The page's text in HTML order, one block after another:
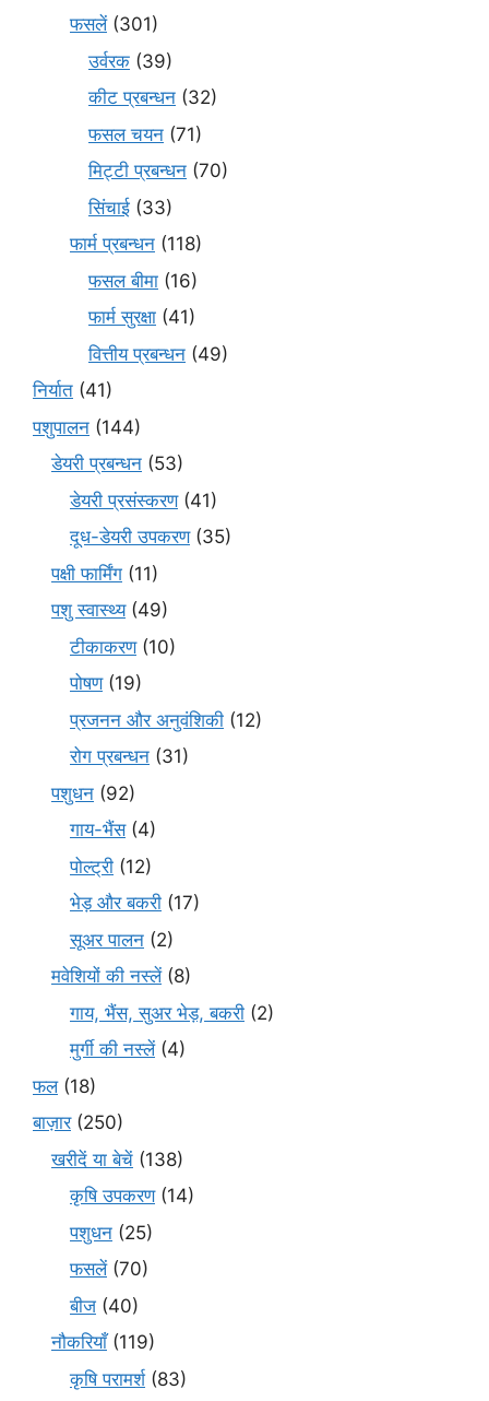
फसलें(301)
उर्वरक (39)
कीट प्रबन्धन (32)
फसल चयन (71)
मि‌ट्टी प्रबन्धन (70)
सिंचाई (33)
फार्म प्रबन्धन (118)
फसल बीमा (16)
फार्म सुरक्षा (41)
वित्तीय प्रबन्धन (49)
निर्यात (41)
पशुपालन (144)
डेयरी प्रबन्धन (53)
डेयरी प्रसंस्करण(41)
दूध-डेयरी उपकरण(35)
पक्षी फार्मिंग (11)
पशु स्वास्थ्य(49)
टीकाकरण(10)
पोषण(19)
प्रजनन और अनुवंशिकी (12)
रोग प्रबन्धन (31)
पशुधन (92)
गाय-भैंस(4)
पोल्ट्री (12)
भेड़ और बकरी (17)
सूअर पालन (2)
मवेशियों की नस्लें(8)
गाय, भैंस, सुअर भेड़, बकरी (2)
मुर्गी की नस्लें(4)
फल(18)
बाज़ार(250)
खरीदें या बेचें (138)
कृषि उपकरण(14)
पशुधन (25)
फसलें(70)
बीज (40)
नौकरियाँ(119)
कृषि परामर्श(83)